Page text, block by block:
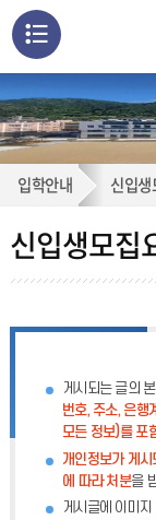
메
뉴
열
기
신
입
생
모
입학안내 신입
신입생모집
게시되는 글의
번호, 주소, 은행
모든 정보)를 포
개인정보가 게
에 따라 처분을
게시글에 이미